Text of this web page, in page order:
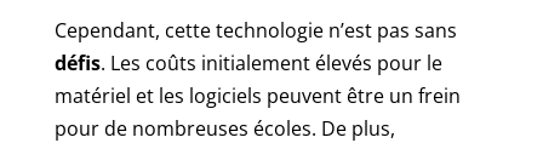
Cependant, cette technologie n’est pas sans
défis. Les coûts initialement élevés pour le
matériel et les logiciels peuvent être un frein
pour de nombreuses écoles. De plus,